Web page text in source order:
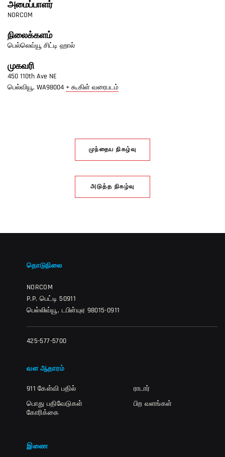
அமைப்பாளர்
NORCOM
நிலைக்களம்
பெல்லெவ்யூ சிட்டி ஹால்
முகவரி
450 110th Ave NE
பெல்வியூ, WA98004 + கூகிள் வரைபடம்
முந்தைய நிகழ்வு
அடுத்த நிகழ்வு
தொடுநிலை
NORCOM
P.P. பெட்டி 50911
பெல்லிவ்யூ, டபிள்யுஏ 98015-0911
425-577-5700
வள ஆதாரம்
911 கேள்வி பதில்
பொது பதிவேடுகள்
கோரிக்கை
ராடார்
பிற வளங்கள்
இணை